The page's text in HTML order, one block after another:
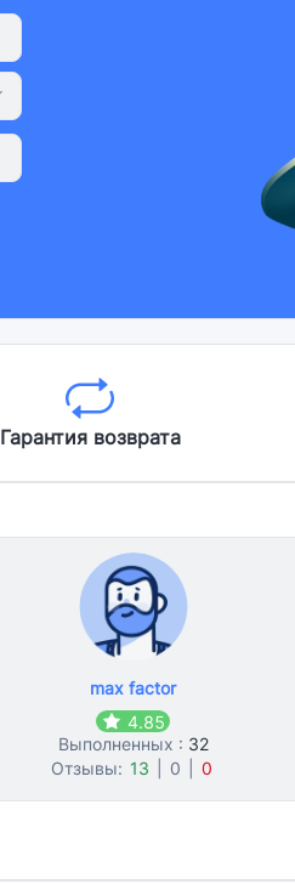
Гарантия возврата
max factor
4.85
Выполненных : 32
Отзывы: 13 0 0